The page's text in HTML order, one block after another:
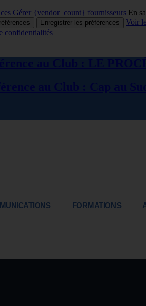
Gérer {vendor_count} fournisseurs En
Enregistrer les préférences
Voir
confidentialités
FORMATIONS